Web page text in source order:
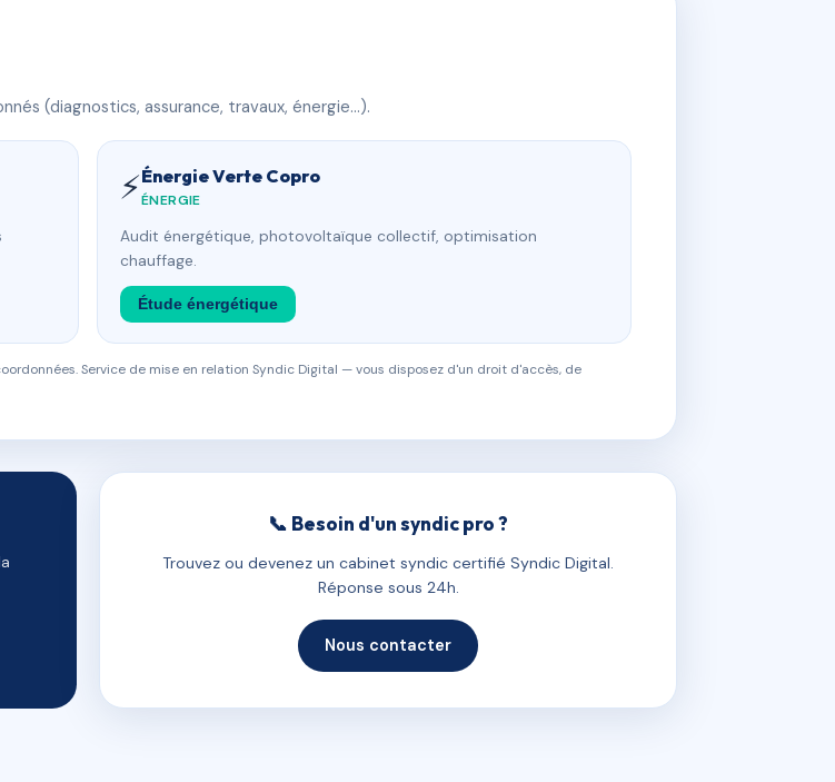
(diagnostics, assurance, travaux, énergie…).
⚡Énergie Verte Copro
ÉNERGIE
Audit énergétique, photovoltaïque collectif, optimisation
chauffage.
Étude énergétique
Service de mise en relation Syndic Digital — vous disposez d'un droit d'accès, de
📞 Besoin d'un syndic pro ?
Trouvez ou devenez un cabinet syndic certifié Syndic Digital.
Réponse sous 24h.
Nous contacter